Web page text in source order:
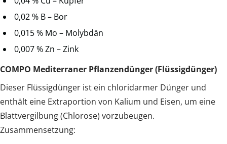
0,02 % B – Bor
0,015 % Mo – Molybdän
0,007 % Zn – Zink
COMPO Mediterraner Pflanzendünger (Flüssigdünger)
Dieser Flüssigdünger ist ein chloridarmer Dünger und
enthält eine Extraportion von Kalium und Eisen, um eine
Blattvergilbung (Chlorose) vorzubeugen.
Zusammensetzung: